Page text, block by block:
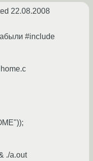
22.08.2008
#include
./a.out